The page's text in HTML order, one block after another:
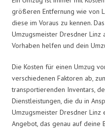
größeren Entfernung wie von
diese im Voraus zu kennen. Das
Umzugsmeister Dresdner Linz
Vorhaben helfen und dein
Die Kosten für einen Umzug
verschiedenen Faktoren ab,
transportierenden Inventars,
Dienstleistungen, die du in
Umzugsmeister Dresdner
Angebot, das genau auf deine